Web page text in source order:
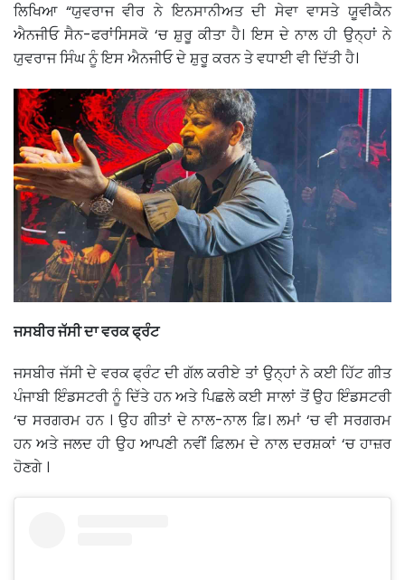
ਲਿਖਿਆ “ਯੁਵਰਾਜ ਵੀਰ ਨੇ ਇਨਸਾਨੀਅਤ ਦੀ ਸੇਵਾ ਵਾਸਤੇ ਯੂਵੀਕੈਨ
ਐਨਜੀਓ ਸੈਨ-ਫਰਾਂਸਿਸਕੋ ‘ਚ ਸ਼ੁਰੂ ਕੀਤਾ ਹੈ। ਇਸ ਦੇ ਨਾਲ ਹੀ ਉਨ੍ਹਾਂ ਨੇ
ਯੁਵਰਾਜ ਸਿੰਘ ਨੂੰ ਇਸ ਐਨਜੀਓ ਦੇ ਸ਼ੁਰੂ ਕਰਨ ਤੇ ਵਧਾਈ ਵੀ ਦਿੱਤੀ ਹੈ।
ਜਸਬੀਰ ਜੱਸੀ ਦਾ ਵਰਕ ਫ੍ਰੰਟ
ਜਸਬੀਰ ਜੱਸੀ ਦੇ ਵਰਕ ਫ੍ਰੰਟ ਦੀ ਗੱਲ ਕਰੀਏ ਤਾਂ ਉਨ੍ਹਾਂ ਨੇ ਕਈ ਹਿੱਟ ਗੀਤ
ਪੰਜਾਬੀ ਇੰਡਸਟਰੀ ਨੂੰ ਦਿੱਤੇ ਹਨ ਅਤੇ ਪਿਛਲੇ ਕਈ ਸਾਲਾਂ ਤੋਂ ਉਹ ਇੰਡਸਟਰੀ
‘ਚ ਸਰਗਰਮ ਹਨ । ਉਹ ਗੀਤਾਂ ਦੇ ਨਾਲ-ਨਾਲ ਫ਼ਿ। ਲਮਾਂ ‘ਚ ਵੀ ਸਰਗਰਮ
ਹਨ ਅਤੇ ਜਲਦ ਹੀ ਉਹ ਆਪਣੀ ਨਵੀਂ ਫ਼ਿਲਮ ਦੇ ਨਾਲ ਦਰਸ਼ਕਾਂ ‘ਚ ਹਾਜ਼ਰ
ਹੋਣਗੇ ।